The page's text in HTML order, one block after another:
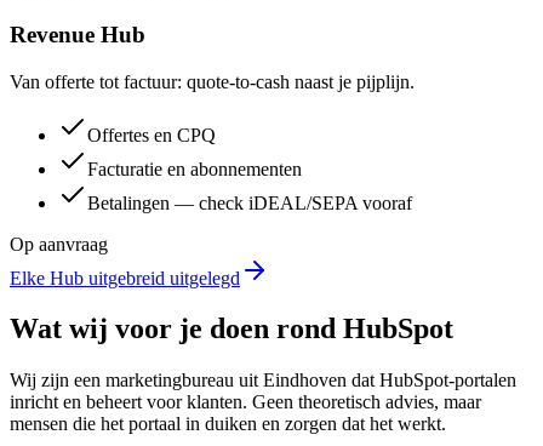
Revenue Hub
Van offerte tot factuur: quote-to-cash naast je pijplijn.
Offertes en CPQ
Facturatie en abonnementen
Betalingen — check iDEAL/SEPA vooraf
Op aanvraag
Elke Hub uitgebreid uitgelegd
Wat wij voor je doen rond HubSpot
Wij zijn een marketingbureau uit Eindhoven dat HubSpot-portalen
inricht en beheert voor klanten. Geen theoretisch advies, maar
mensen die het portaal in duiken en zorgen dat het werkt.